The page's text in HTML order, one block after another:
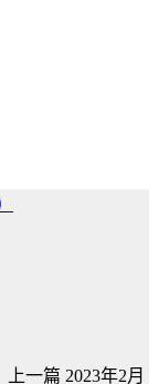
上一篇 2023年2月